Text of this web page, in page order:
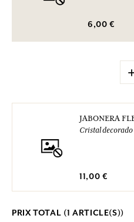
6,00 €
JABONERA
Cristal decorado
11,00 €
PRIX TOTAL (1 ARTICLE(S))